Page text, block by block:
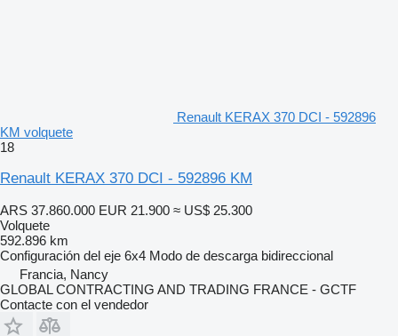
Renault KERAX 370 DCI - 592896
KM volquete
18
Renault KERAX 370 DCI - 592896 KM
ARS 37.860.000 EUR 21.900 ≈ US$ 25.300
Volquete
592.896 km
Configuración del eje 6x4 Modo de descarga bidireccional
Francia, Nancy
GLOBAL CONTRACTING AND TRADING FRANCE - GCTF
Contacte con el vendedor